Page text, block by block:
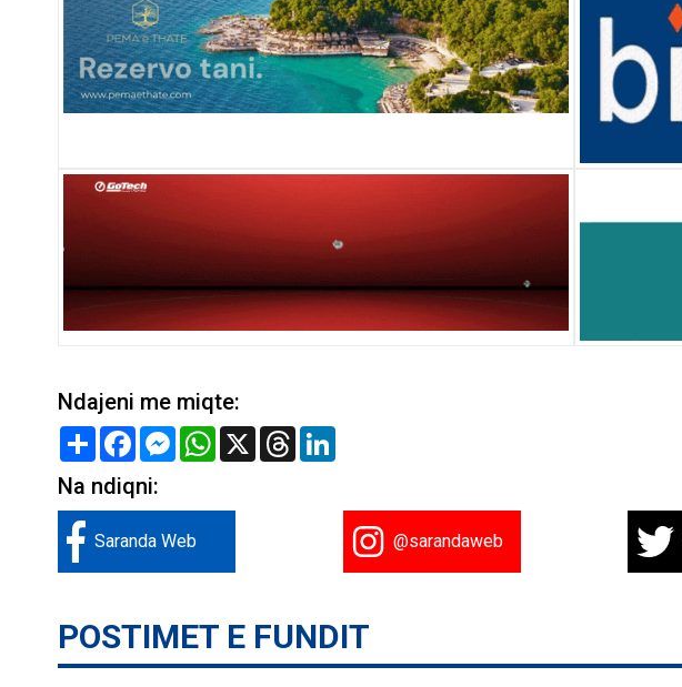
Ndajeni me miqte:
Share FacebookMessenger
WhatsApp
X Threads
Na ndiqni:
Saranda Web @sarandaweb
POSTIMET E FUNDIT